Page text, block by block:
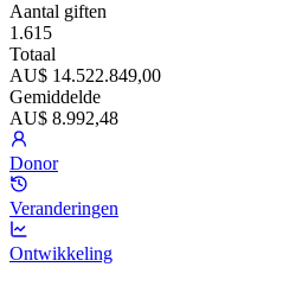
Aantal giften
1.615
Totaal
AU$ 14.522.849,00
Gemiddelde
AU$ 8.992,48
Donor
Veranderingen
Ontwikkeling